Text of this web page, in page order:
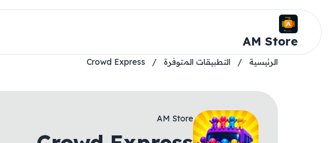
AM Store
الرئيسية / التطبيقات المتوفرة /
Crowd Express
AM Store